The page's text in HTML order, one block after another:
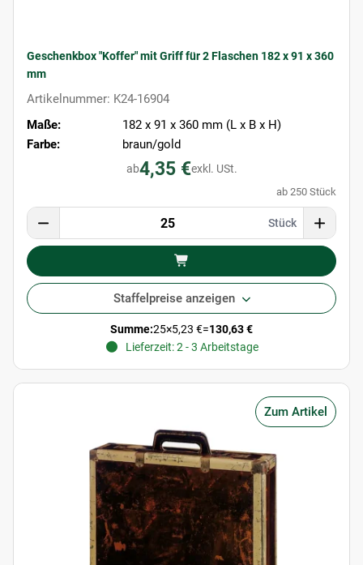
Geschenkbox "Koffer" mit Griff für 2 Flaschen 182 x 91 x 360
mm
Artikelnummer: K24-16904
Maße:
182 x 91 x 360 mm (L x B x H)
Farbe:
braun/gold
ab4,35 €exkl. USt.
ab 250 Stück
Stück
Staffelpreise anzeigen
Summe:25×5,23 €=130,63 €
Lieferzeit: 2 - 3 Arbeitstage
Zum Artikel